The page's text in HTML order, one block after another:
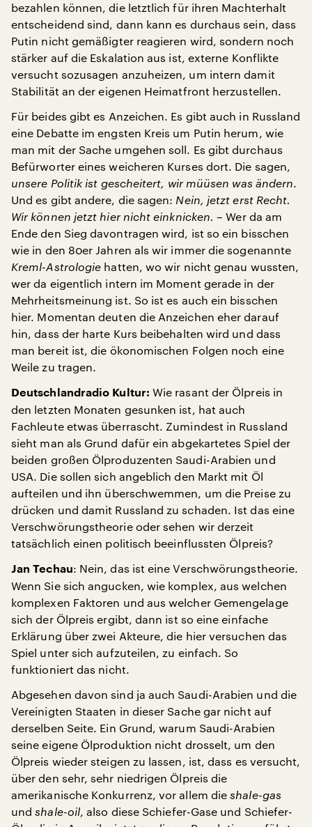
bezahlen können, die letztlich für ihren Machterhalt
entscheidend sind, dann kann es durchaus sein, dass
Putin nicht gemäßigter reagieren wird, sondern noch
stärker auf die Eskalation aus ist, externe Konflikte
versucht sozusagen anzuheizen, um intern damit
Stabilität an der eigenen Heimatfront herzustellen.
Für beides gibt es Anzeichen. Es gibt auch in Russland
eine Debatte im engsten Kreis um Putin herum, wie
man mit der Sache umgehen soll. Es gibt durchaus
Befürworter eines weicheren Kurses dort. Die sagen,
unsere Politik ist gescheitert, wir müüsen was ändern.
Und es gibt andere, die sagen: Nein, jetzt erst Recht.
Wir können jetzt hier nicht einknicken. – Wer da am
Ende den Sieg davontragen wird, ist so ein bisschen
wie in den 80er Jahren als wir immer die sogenannte
Kreml-Astrologie hatten, wo wir nicht genau wussten,
wer da eigentlich intern im Moment gerade in der
Mehrheitsmeinung ist. So ist es auch ein bisschen
hier. Momentan deuten die Anzeichen eher darauf
hin, dass der harte Kurs beibehalten wird und dass
man bereit ist, die ökonomischen Folgen noch eine
Weile zu tragen.
Deutschlandradio Kultur: Wie rasant der Ölpreis in
den letzten Monaten gesunken ist, hat auch
Fachleute etwas überrascht. Zumindest in Russland
sieht man als Grund dafür ein abgekartetes Spiel der
beiden großen Ölproduzenten Saudi-Arabien und
USA. Die sollen sich angeblich den Markt mit Öl
aufteilen und ihn überschwemmen, um die Preise zu
drücken und damit Russland zu schaden. Ist das eine
Verschwörungstheorie oder sehen wir derzeit
tatsächlich einen politisch beeinflussten Ölpreis?
Jan Techau: Nein, das ist eine Verschwörungstheorie.
Wenn Sie sich angucken, wie komplex, aus welchen
komplexen Faktoren und aus welcher Gemengelage
sich der Ölpreis ergibt, dann ist so eine einfache
Erklärung über zwei Akteure, die hier versuchen das
Spiel unter sich aufzuteilen, zu einfach. So
funktioniert das nicht.
Abgesehen davon sind ja auch Saudi-Arabien und die
Vereinigten Staaten in dieser Sache gar nicht auf
derselben Seite. Ein Grund, warum Saudi-Arabien
seine eigene Ölproduktion nicht drosselt, um den
Ölpreis wieder steigen zu lassen, ist, dass es versucht,
über den sehr, sehr niedrigen Ölpreis die
amerikanische Konkurrenz, vor allem dieshale-gas
undshale-oil, also diese Schiefer-Gase und Schiefer-